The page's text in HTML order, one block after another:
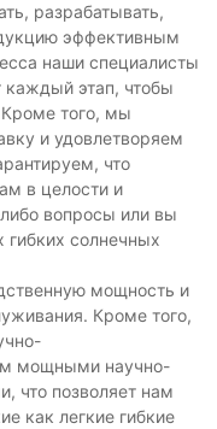
разрабатывать,
эффективным
наши специалисты
каждый этап, чтобы
Кроме того, мы
и удовлетворяем
что
в целости и
вопросы или вы
гибких солнечных
мощность и
Кроме того,
мощными научно-
что позволяет нам
как легкие гибкие